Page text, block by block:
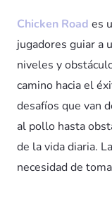
Chicken Road es
jugadores guiar a
niveles y
camino hacia el
desafíos que van
al pollo hasta
de la vida diaria.
necesidad de